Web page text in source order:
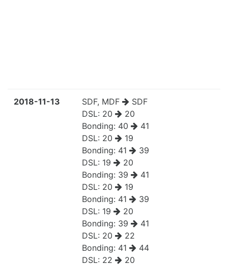
2018-11-13 SDF, MDF
SDF
DSL: 20
20
Bonding: 40
41
DSL: 20
19
Bonding: 41
39
DSL: 19
20
Bonding: 39
41
DSL: 20
19
Bonding: 41
39
DSL: 19
20
Bonding: 39
41
DSL: 20
22
Bonding: 41
44
DSL: 22
20